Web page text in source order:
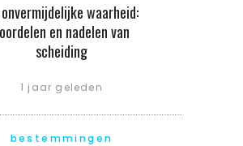
onvermijdelijke waarheid:
en nadelen van
scheiding
1 jaar geleden
bestemmingen